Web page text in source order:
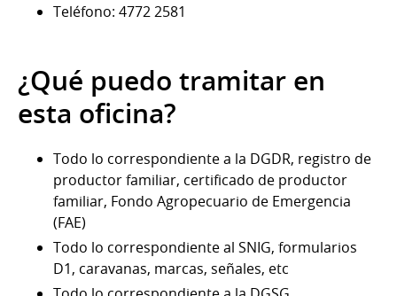
Teléfono: 4772 2581
¿Qué puedo tramitar en
esta oficina?
Todo lo correspondiente a la DGDR, registro de
productor familiar, certificado de productor
familiar, Fondo Agropecuario de Emergencia
(FAE)
Todo lo correspondiente al SNIG, formularios
D1, caravanas, marcas, señales, etc